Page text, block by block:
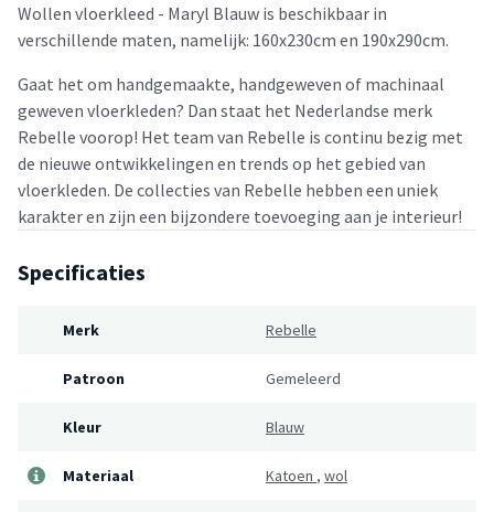
Wollen vloerkleed - Maryl Blauw is beschikbaar in
verschillende maten, namelijk: 160x230cm en 190x290cm.
Gaat het om handgemaakte, handgeweven of machinaal
geweven vloerkleden? Dan staat het Nederlandse merk
Rebelle voorop! Het team van Rebelle is continu bezig met
de nieuwe ontwikkelingen en trends op het gebied van
vloerkleden. De collecties van Rebelle hebben een uniek
karakter en zijn een bijzondere toevoeging aan je interieur!
Specificaties
Merk Rebelle
Patroon Gemeleerd
Kleur Blauw
Materiaal Katoen , wol